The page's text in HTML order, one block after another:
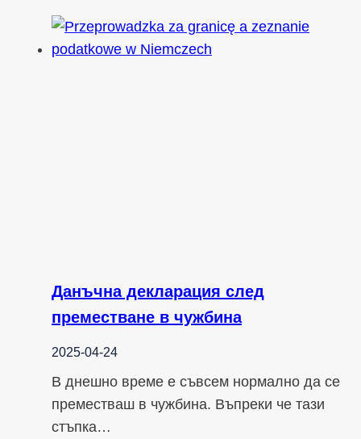
Данъчна декларация след
преместване в чужбина
2025-04-24
В днешно време е съвсем нормално да се
преместваш в чужбина. Въпреки че тази
стъпка…